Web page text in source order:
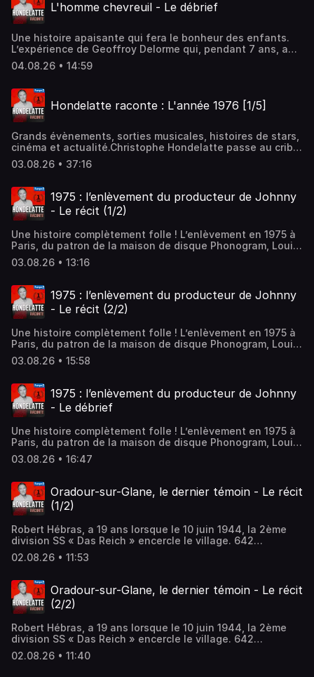
L'homme chevreuil - Le débrief
Une histoire apaisante qui fera le bonheur des enfants.
L’expérience de Geoffroy Delorme qui, pendant 7 ans, a
vécu dans une forêt avec des chevreuils !Hébergé par
Audiomeans. Visitez audiomeans.fr/politique-de-
04.08.26 • 14:59
Hondelatte raconte : L'année 1976 [1/5]
Grands évènements, sorties musicales, histoires de stars,
cinéma et actualité.Christophe Hondelatte passe au crible
en 5 épisodes une année de l'histoire, enrichie grâce aux
archives d'Europe 1.Hébergé par Audiomeans. Visitez
d'informations.
03.08.26 • 37:16
1975 : l’enlèvement du producteur de Johnny
- Le récit (1/2)
Une histoire complètement folle ! L’enlèvement en 1975 à
Paris, du patron de la maison de disque Phonogram, Louis
Hazan, qui va se terminer par l’arrestation d’une bande de
pieds nickelés !...Hébergé par Audiomeans. Visitez
d'informations.
03.08.26 • 13:16
1975 : l’enlèvement du producteur de Johnny
- Le récit (2/2)
Une histoire complètement folle ! L’enlèvement en 1975 à
Paris, du patron de la maison de disque Phonogram, Louis
Hazan, qui va se terminer par l’arrestation d’une bande de
pieds nickelés !...Hébergé par Audiomeans. Visitez
d'informations.
03.08.26 • 15:58
1975 : l’enlèvement du producteur de Johnny
- Le débrief
Une histoire complètement folle ! L’enlèvement en 1975 à
Paris, du patron de la maison de disque Phonogram, Louis
Hazan, qui va se terminer par l’arrestation d’une bande de
pieds nickelés !...Hébergé par Audiomeans. Visitez
d'informations.
03.08.26 • 16:47
Oradour-sur-Glane, le dernier témoin - Le récit
(1/2)
Robert Hébras, a 19 ans lorsque le 10 juin 1944, la 2ème
division SS « Das Reich » encercle le village. 642
habitants sont massacrés. Seuls six, dont Robert,
réussissent à s’échapper.Hébergé par Audiomeans.
plus d'informations.
02.08.26 • 11:53
Oradour-sur-Glane, le dernier témoin - Le récit
(2/2)
Robert Hébras, a 19 ans lorsque le 10 juin 1944, la 2ème
division SS « Das Reich » encercle le village. 642
habitants sont massacrés. Seuls six, dont Robert,
réussissent à s’échapper.Hébergé par Audiomeans.
02.08.26 • 11:40